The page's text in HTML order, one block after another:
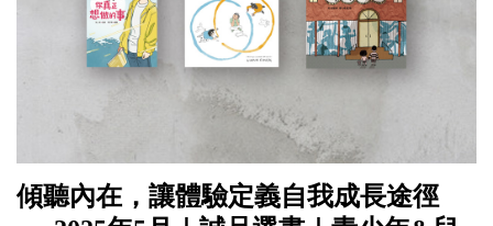
傾聽內在，讓體驗定義自我成長途徑